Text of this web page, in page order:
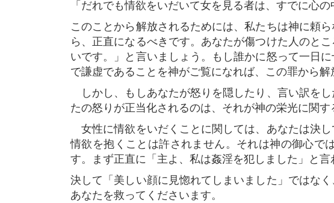
「だれでも情欲をいだいて女を見る者は、すでに心の
このことから解放されるためには、私たちは神に頼
ら、正直になるべきです。あなたが傷つけた人のと
いです。」と言いましょう。もし誰かに怒って一日
で謙虚であることを神がご覧になれば、この罪から解
しかし、もしあなたが怒りを隠したり、言い訳を
たの怒りが正当化されるのは、それが神の栄光に関
女性に情欲をいだくことに関しては、あなたは決
情欲を抱くことは許されません。それは神の御心で
す。まず正直に「主よ、私は姦淫を犯しました」と言
決して「美しい顔に見惚れてしまいました」ではな
あなたを救ってくださいます。